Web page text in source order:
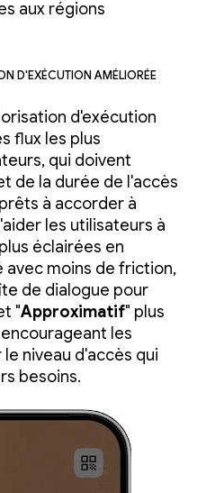
aux régions
d'exécution améliorée
d'exécution
flux les plus
qui doivent
de la durée de l'accès
à accorder à
les utilisateurs à
éclairées en
moins de friction,
de dialogue pour
"Approximatif" plus
les
niveau d'accès qui
besoins.